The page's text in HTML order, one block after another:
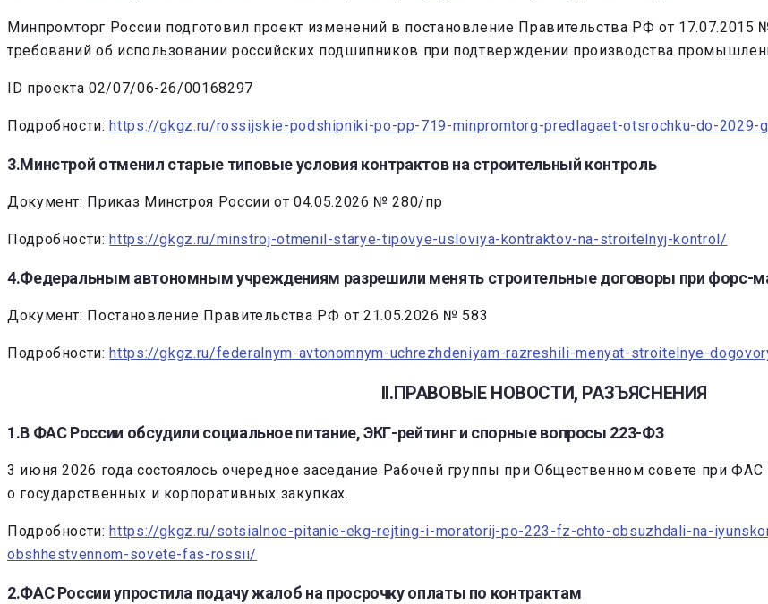
Минпромторг России подготовил проект изменений в постановление Правительства РФ от
требований об использовании российских подшипников при подтверждении производства
ID проекта 02/07/06-26/00168297
Подробности:https://gkgz.ru/rossijskie-podshipniki-po-pp-719-minpromtorg-predlagaet-otsrochku-do-2029-
3.Минстрой отменил старые типовые условия контрактов на строительный контроль
Документ: Приказ Минстроя России от 04.05.2026 № 280/пр
Подробности:https://gkgz.ru/minstroj-otmenil-starye-tipovye-usloviya-kontraktov-na-stroitelnyj-kontrol/
4.Федеральным автономным учреждениям разрешили менять строительные договоры при форс-
Документ: Постановление Правительства РФ от 21.05.2026 № 583
Подробности:https://gkgz.ru/federalnym-avtonomnym-uchrezhdeniyam-razreshili-menyat-stroitelnye-
II.ПРАВОВЫЕ НОВОСТИ, РАЗЪЯСНЕНИЯ
1.В ФАС России обсудили социальное питание, ЭКГ-рейтинг и спорные вопросы 223-ФЗ
3 июня 2026 года состоялось очередное заседание Рабочей группы при Общественном совете при
о государственных и корпоративных закупках.
Подробности: https://gkgz.ru/sotsialnoe-pitanie-ekg-rejting-i-moratorij-po-223-fz-chto-obsuzhdali-na-
obshhestvennom-sovete-fas-rossii/
2.ФАС России упростила подачу жалоб на просрочку оплаты по контрактам